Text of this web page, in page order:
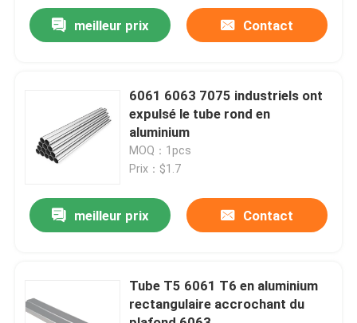
Visite d'usine
Contactez-nous
Demandez une citation
Profil en aluminium industriel
V profil en aluminium de fente
meilleur prix Contact
6061 6063 7075 industriels ont
expulsé le tube rond en
aluminium
MOQ：1pcs
Prix：$1.7
meilleur prix Contact
Tube T5 6061 T6 en aluminium
rectangulaire accrochant du